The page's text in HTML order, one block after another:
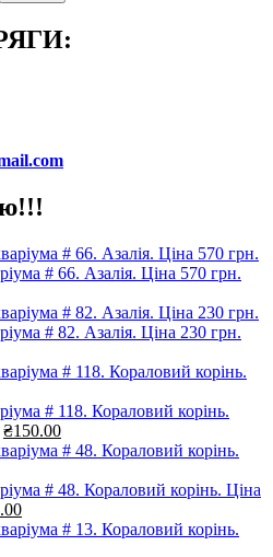
# 66. Азалія. Ціна 570 грн.
# 82. Азалія. Ціна 230 грн.
# 118. Кораловий корінь.
Оригінальна
ціна:
₴150.00Поточна
ціна:
# 48. Кораловий корінь. Ціна
Поточна
ціна: